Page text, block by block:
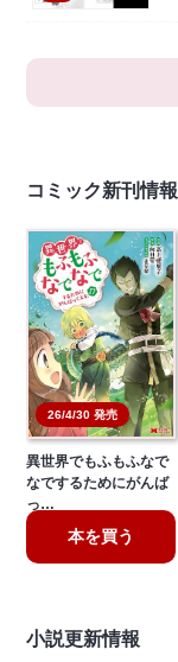
コミック新刊情報
26/4/30 発売
異世界でもふもふなで
なでするためにがんば
っ…
本を買う
小説更新情報